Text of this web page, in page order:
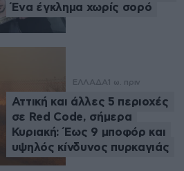
Ένα έγκλημα χωρίς σορό
ΕΛΛΑΔΑ 1 ω. πριν
Αττική και άλλες 5 περιοχές
σε Red Code, σήμερα
Κυριακή: Έως 9 μποφόρ και
υψηλός κίνδυνος πυρκαγιάς